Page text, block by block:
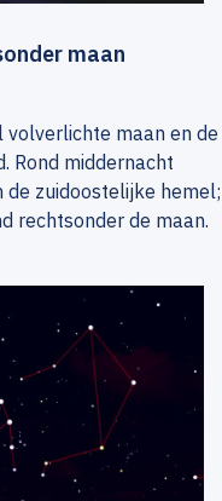
maan
volverlichte maan en de
Rond middernacht
zuidoostelijke hemel;
rechtsonder de maan.